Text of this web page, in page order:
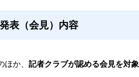
表（会見）内容
ほか、 記者クラブが認める会見を対象